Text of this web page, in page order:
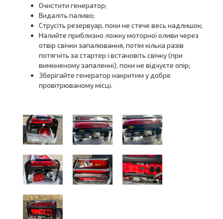
Очистити генератор;
Видаліть паливо;
Струсіть резервуар, поки не стече весь надлишок;
Налийте приблизно ложку моторної оливи через
отвір свічки запалювання, потім кілька разів
потягніть за стартер і встановіть свічку (при
вимкненому запаленні), поки не відчуєте опір;
Зберігайте генератор накритим у добре
провітрюваному місці.